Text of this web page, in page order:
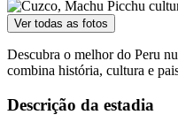
Ver todas as fotos
Descubra o melhor do Peru
combina história, cultura e
Descrição da estadia